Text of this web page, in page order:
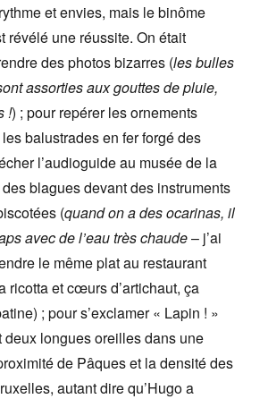
et envies, mais le binôme
révélé une réussite. On était
des photos bizarres (les bulles
assorties aux gouttes de pluie,
!) ; pour repérer les ornements
balustrades en fer forgé des
l’audioguide au musée de la
blagues devant des instruments
(quand on a des ocarinas, il
avec de l’eau très chaude– j’ai
le même plat au restaurant
ricotta et cœurs d’artichaut, ça
; pour s’exclamer « Lapin ! »
deux longues oreilles dans une
de Pâques et la densité des
autant dire qu’Hugo a